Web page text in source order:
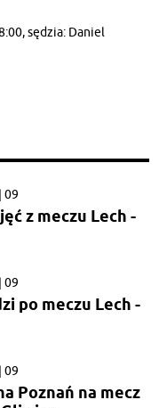
sędzia: Daniel
09
z meczu Lech -
09
po meczu Lech -
09
Poznań na mecz